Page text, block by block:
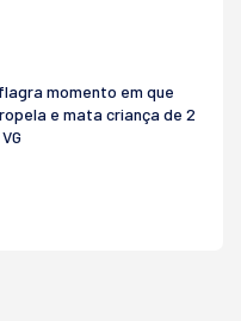
momento em que
e mata criança de 2